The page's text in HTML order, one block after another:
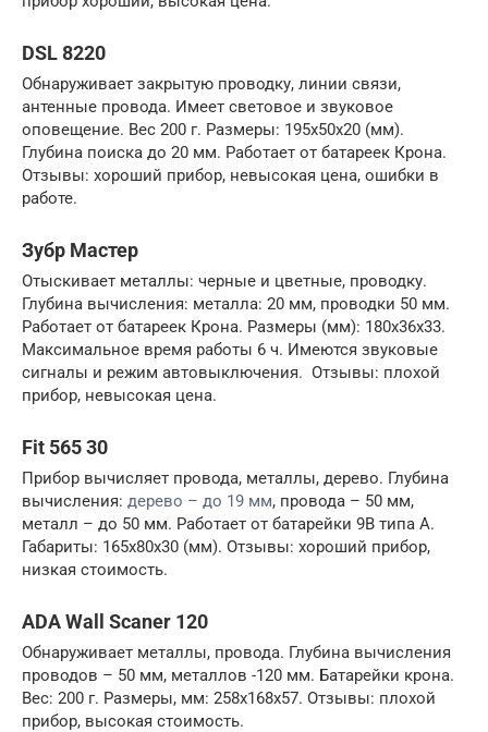
DSL 8220
Обнаруживает закрытую проводку, линии связи,
антенные провода. Имеет световое и звуковое
оповещение. Вес 200 г. Размеры: 195х50х20 (мм).
Глубина поиска до 20 мм. Работает от батареек Крона.
Отзывы: хороший прибор, невысокая цена, ошибки в
работе.
Зубр Мастер
Отыскивает металлы: черные и цветные, проводку.
Глубина вычисления: металла: 20 мм, проводки 50 мм.
Работает от батареек Крона. Размеры (мм): 180х36х33.
Максимальное время работы 6 ч. Имеются звуковые
сигналы и режим автовыключения. Отзывы: плохой
прибор, невысокая цена.
Fit 565 30
Прибор вычисляет провода, металлы, дерево. Глубина
вычисления: дерево – до 19 мм, провода – 50 мм,
металл – до 50 мм. Работает от батарейки 9В типа А.
Габариты: 165х80х30 (мм). Отзывы: хороший прибор,
низкая стоимость.
ADA Wall Scaner 120
Обнаруживает металлы, провода. Глубина вычисления
проводов – 50 мм, металлов -120 мм. Батарейки крона.
Вес: 200 г. Размеры, мм: 258х168х57. Отзывы: плохой
прибор, высокая стоимость.